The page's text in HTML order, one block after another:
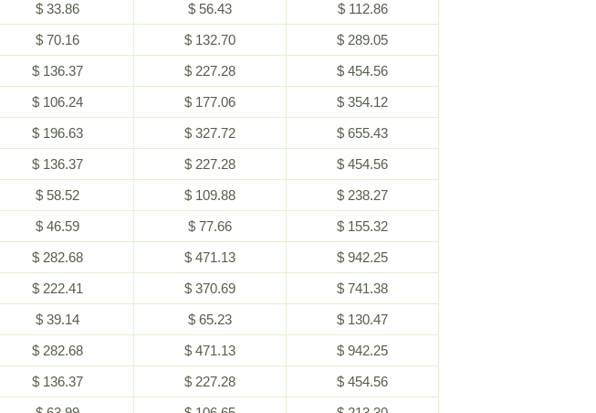
$ 33.86 $ 56.43
$ 112.86
$ 70.16 $ 132.70
$ 289.05
$ 136.37 $ 227.28
$ 454.56
$ 106.24 $ 177.06
$ 354.12
$ 196.63 $ 327.72
$ 655.43
$ 136.37 $ 227.28
$ 454.56
$ 58.52 $ 109.88
$ 238.27
$ 46.59 $ 77.66
$ 155.32
$ 282.68 $ 471.13
$ 942.25
$ 222.41 $ 370.69
$ 741.38
$ 39.14 $ 65.23
$ 130.47
$ 282.68 $ 471.13
$ 942.25
$ 136.37 $ 227.28
$ 454.56